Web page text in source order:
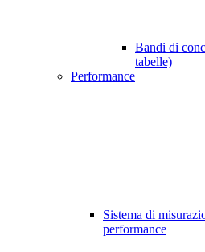
Bandi di
tabelle)
Performance
Sistema di
performance